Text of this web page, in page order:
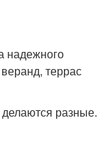
надежного
террас
разные.